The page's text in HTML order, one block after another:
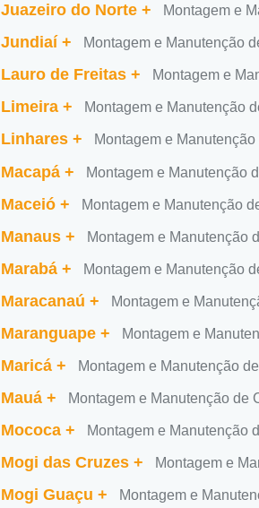
Juazeiro do Norte + Montagem e
Jundiaí + Montagem e Manutenção
Lauro de Freitas + Montagem e
Limeira + Montagem e Manutenção
Linhares + Montagem e
Macapá + Montagem e Manutenção
Maceió + Montagem e Manutenção
Manaus + Montagem e Manutenção
Marabá + Montagem e Manutenção
Maracanaú + Montagem e
Maranguape + Montagem e
Maricá + Montagem e Manutenção
Mauá + Montagem e Manutenção de
Mococa + Montagem e Manutenção
Mogi das Cruzes + Montagem e
Mogi Guaçu + Montagem e